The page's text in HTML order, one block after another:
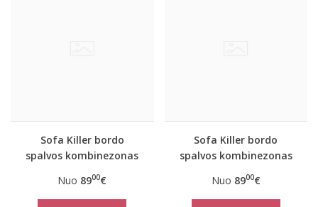
Sofa Killer bordo
spalvos kombinezonas
Nuo 8900€
Sofa Killer bordo
spalvos kombinezonas
Nuo 8900€